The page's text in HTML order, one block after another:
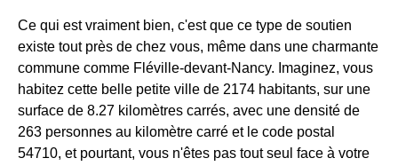
Ce qui est vraiment bien, c'est que ce type de soutien
existe tout près de chez vous, même dans une charmante
commune comme Fléville-devant-Nancy. Imaginez, vous
habitez cette belle petite ville de 2174 habitants, sur une
surface de 8.27 kilomètres carrés, avec une densité de
263 personnes au kilomètre carré et le code postal
54710, et pourtant, vous n'êtes pas tout seul face à votre